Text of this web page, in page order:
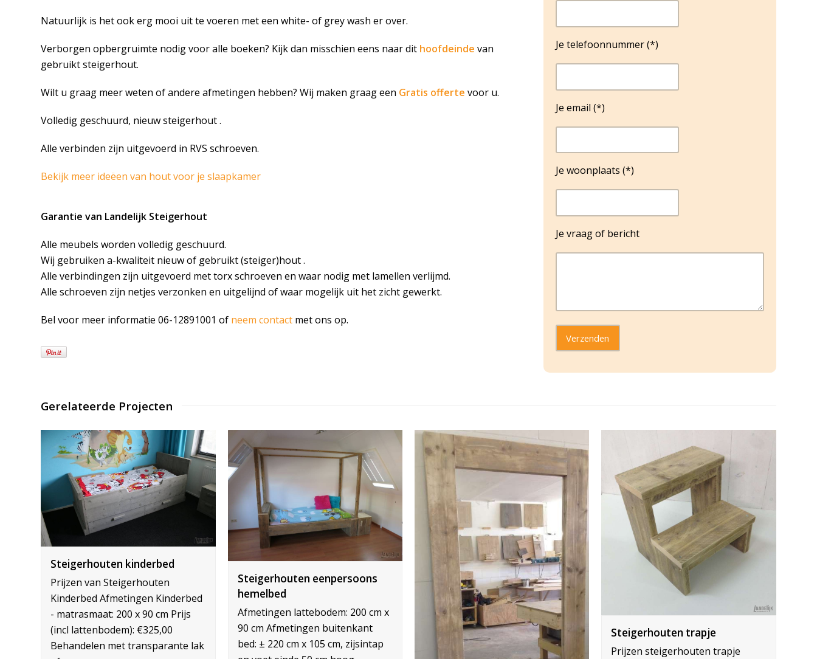
Natuurlijk is het ook erg mooi uit te voeren met een white- of grey wash er over.
Verborgen opbergruimte nodig voor alle boeken? Kijk dan misschien eens naar dit hoofdeindevan
gebruikt steigerhout.
Wilt u graag meer weten of andere afmetingen hebben? Wij maken graag een Gratis offerte voor u.
Volledig geschuurd, nieuw steigerhout .
Alle verbinden zijn uitgevoerd in RVS schroeven.
Bekijk meer ideëen van hout voor je slaapkamer
Garantie van Landelijk Steigerhout
Alle meubels worden volledig geschuurd.
Wij gebruiken a-kwaliteit nieuw of gebruikt (steiger)hout .
Alle verbindingen zijn uitgevoerd met torx schroeven en waar nodig met lamellen verlijmd.
Alle schroeven zijn netjes verzonken en uitgelijnd of waar mogelijk uit het zicht gewerkt.
Bel voor meer informatie 06-12891001 of neem contact met ons op.
Je telefoonnummer (*)
Je email (*)
Je woonplaats (*)
Je vraag of bericht
Gerelateerde Projecten
Steigerhouten kinderbed
Prijzen van Steigerhouten
Kinderbed Afmetingen Kinderbed
- matrasmaat: 200 x 90 cm Prijs
(incl lattenbodem): €325,00
Behandelen met transparante lak
Steigerhouten eenpersoons
hemelbed
Afmetingen lattebodem: 200 cm x
90 cm Afmetingen buitenkant
bed: ± 220 cm x 105 cm, zijsintap
Steigerhouten trapje
Prijzen steigerhouten trapje